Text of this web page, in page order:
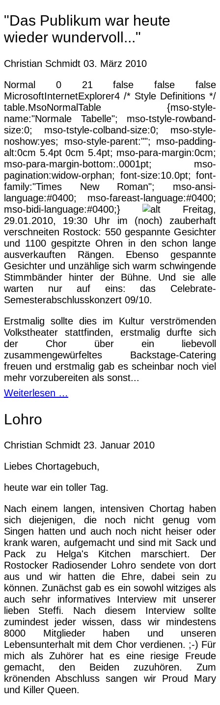
"Das Publikum war heute
wieder wundervoll..."
Christian Schmidt 03. März 2010
Normal 0 21 false false false
MicrosoftInternetExplorer4 /* Style Definitions */
table.MsoNormalTable {mso-style-
name:"Normale Tabelle"; mso-tstyle-rowband-
size:0; mso-tstyle-colband-size:0; mso-style-
noshow:yes; mso-style-parent:""; mso-padding-
alt:0cm 5.4pt 0cm 5.4pt; mso-para-margin:0cm;
mso-para-margin-bottom:.0001pt; mso-
pagination:widow-orphan; font-size:10.0pt; font-
family:"Times New Roman"; mso-ansi-
language:#0400; mso-fareast-language:#0400;
mso-bidi-language:#0400;}
Freitag,
29.01.2010, 19:30 Uhr im (noch) zauberhaft
verschneiten Rostock: 550 gespannte Gesichter
und 1100 gespitzte Ohren in den schon lange
ausverkauften Rängen. Ebenso gespannte
Gesichter und unzählige sich warm schwingende
Stimmbänder hinter der Bühne. Und sie alle
warten nur auf eins: das Celebrate-
Semesterabschlusskonzert 09/10.
Erstmalig sollte dies im Kultur verströmenden
Volkstheater stattfinden, erstmalig durfte sich
der Chor über ein liebevoll
zusammengewürfeltes Backstage-Catering
freuen und erstmalig gab es scheinbar noch viel
mehr vorzubereiten als sonst...
Weiterlesen …
Lohro
Christian Schmidt 23. Januar 2010
Liebes Chortagebuch,
heute war ein toller Tag.
Nach einem langen, intensiven Chortag haben
sich diejenigen, die noch nicht genug vom
Singen hatten und auch noch nicht heiser oder
krank waren, aufgemacht und sind mit Sack und
Pack zu Helga's Kitchen marschiert. Der
Rostocker Radiosender Lohro sendete von dort
aus und wir hatten die Ehre, dabei sein zu
können. Zunächst gab es ein sowohl witziges als
auch sehr informatives Interview mit unserer
lieben Steffi. Nach diesem Interview sollte
zumindest jeder wissen, dass wir mindestens
8000 Mitglieder haben und unseren
Lebensunterhalt mit dem Chor verdienen. ;-) Für
mich als Zuhörer hat es eine riesige Freude
gemacht, den Beiden zuzuhören. Zum
krönenden Abschluss sangen wir Proud Mary
und Killer Queen.